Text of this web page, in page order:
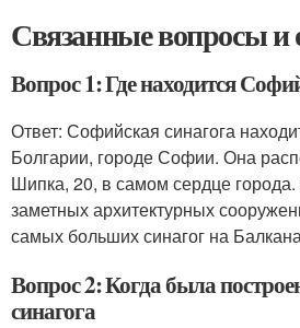
Связанные вопросы и
Вопрос 1: Где находится
Ответ: Софийская синагога
Болгарии, городе Софии. Она
Шипка, 20, в самом сердце
заметных архитектурных
самых больших синагог на
Вопрос 2: Когда была
синагога